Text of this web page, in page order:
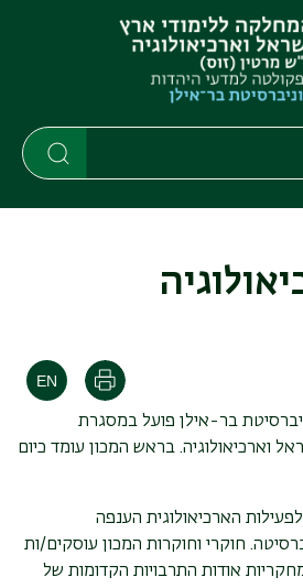
דילוג
לתוכן
העיקרי
דילוג
לתפריט
ניווט
ראשי
הדפסה
בר-אילן פועל במסגרת
וארכיאולוגיה. בראש המכון עומד כיום
הארכיאולוגית הענפה
חוקרי וחוקרות המכון עוסקים/ות
אודות התרבויות הקדומות של